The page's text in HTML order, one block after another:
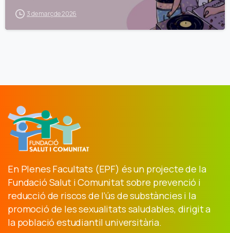
3 de març de 2026
En Plenes Facultats (EPF) és un projecte de la
Fundació Salut i Comunitat sobre prevenció i
reducció de riscos de l’ús de substàncies i la
promoció de les sexualitats saludables, dirigit a
la població estudiantil universitària.